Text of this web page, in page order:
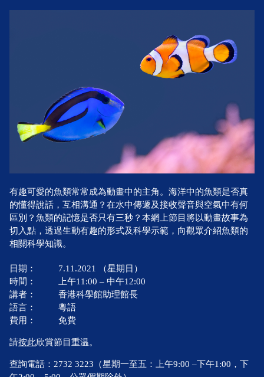
有趣可愛的魚類常常成為動畫中的主角。海洋中的魚類是否真
的懂得說話，互相溝通？在水中傳遞及接收聲音與空氣中有何
區別？魚類的記憶是否只有三秒？本網上節目將以動畫故事為
切入點，透過生動有趣的形式及科學示範，向觀眾介紹魚類的
相關科學知識。
日期：
7.11.2021 （星期日）
時間：
上午11:00 – 中午12:00
講者：
香港科學館助理館長
語言：
粵語
費用：
免費
請按此欣賞節目重温。
查詢電話：2732 3223（星期一至五：上午9:00 –下午1:00，下